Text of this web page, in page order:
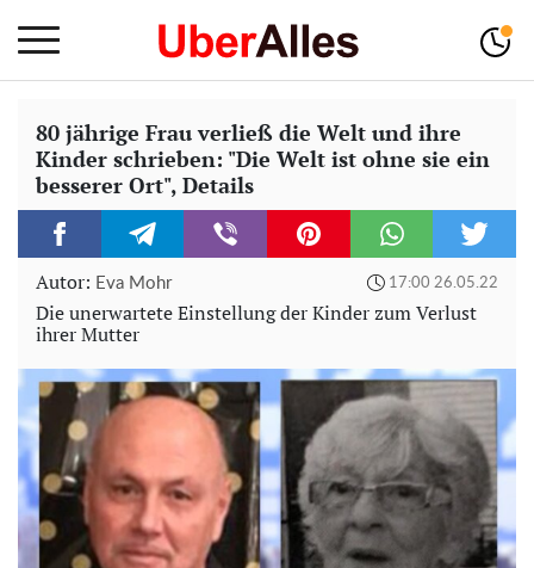
80 jährige Frau verließ die Welt und ihre
Kinder schrieben: "Die Welt ist ohne sie ein
besserer Ort", Details
Autor: Eva Mohr 17:00 26.05.22
Die unerwartete Einstellung der Kinder zum Verlust
ihrer Mutter